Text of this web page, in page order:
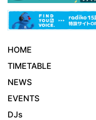
HOME
TIMETABLE
NEWS
EVENTS
DJs